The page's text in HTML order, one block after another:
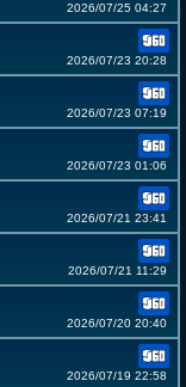
2026/07/25 04:27
2026/07/23 20:28
2026/07/23 07:19
2026/07/23 01:06
2026/07/21 23:41
2026/07/21 11:29
2026/07/20 20:40
2026/07/19 22:58